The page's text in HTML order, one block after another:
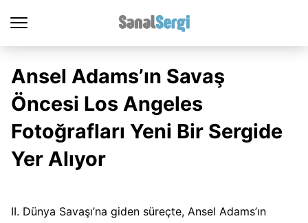
Ansel Adams’ın Savaş
Öncesi Los Angeles
Fotoğrafları Yeni Bir Sergide
Yer Alıyor
II. Dünya Savaşı’na giden süreçte, Ansel Adams’ın